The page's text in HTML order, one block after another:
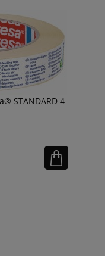
STANDARD 4